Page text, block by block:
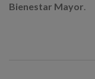
Bienestar Mayor.